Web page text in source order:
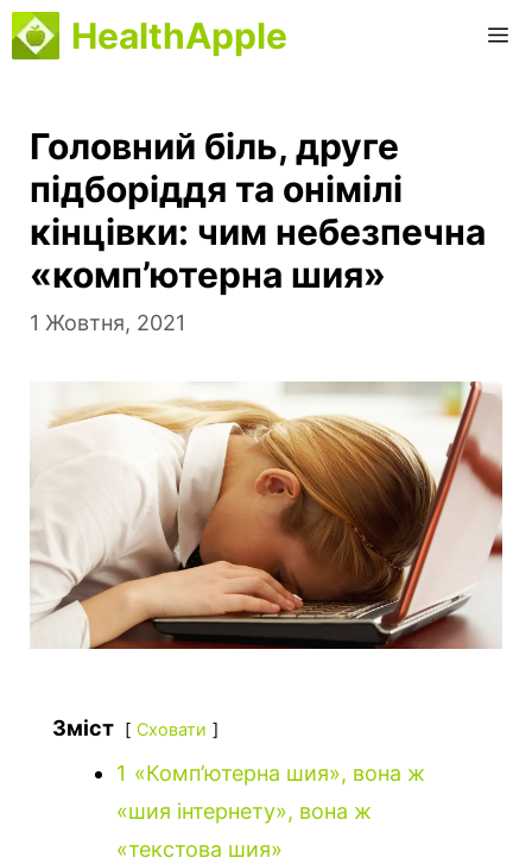
Перейти
до
HealthApple
Головний біль, друге
підборіддя та онімілі
кінцівки: чим небезпечна
«комп’ютерна шия»
1 Жовтня, 2021
Зміст Сховати
1 «Комп’ютерна шия», вона ж
«шия інтернету», вона ж
«текстова шия»